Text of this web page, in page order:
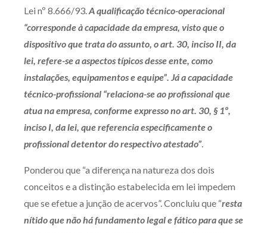
Lei nº 8.666/93.A qualificação técnico-operacional
“corresponde à capacidade da empresa, visto que o
dispositivo que trata do assunto, o art. 30, inciso II, da
lei, refere-se a aspectos típicos desse ente, como
instalações, equipamentos e equipe”. Já a capacidade
técnico-profissional “relaciona-se ao profissional que
atua na empresa, conforme expresso no art. 30, § 1º,
inciso I, da lei, que referencia especificamente o
profissional detentor do respectivo atestado”.
Ponderou que “a diferença na natureza dos dois
conceitos e a distinção estabelecida em lei impedem
que se efetue a junção de acervos”. Concluiu que “resta
nítido que não há fundamento legal e fático para que se